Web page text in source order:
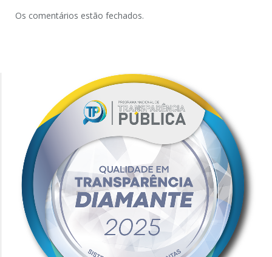
Os comentários estão fechados.